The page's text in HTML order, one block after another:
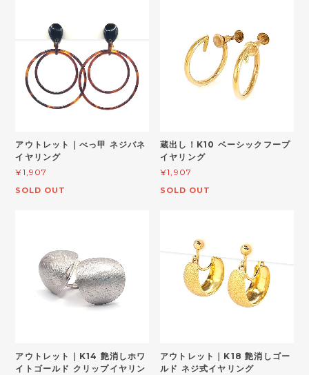
アウトレット｜べっ甲 ネジバネ
イヤリング
¥1,907
SOLD OUT
蔵出し！K10 ベーシックフープ
イヤリング
¥1,907
SOLD OUT
アウトレット｜K14 艶消しホワ
イトゴールド クリップイヤリン
アウトレット｜K18 艶消しゴー
ルド ネジ式イヤリング